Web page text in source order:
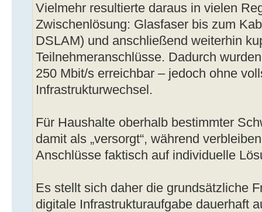
Vielmehr resultierte daraus in vielen
Zwischenlösung: Glasfaser bis zum
DSLAM) und anschließend weiterhin
Teilnehmeranschlüsse. Dadurch
250 Mbit/s erreichbar – jedoch ohne
Infrastrukturwechsel.
Für Haushalte oberhalb bestimmter
damit als „versorgt“, während
Anschlüsse faktisch auf individuelle
Es stellt sich daher die grundsätzliche
digitale Infrastrukturaufgabe dauerhaft